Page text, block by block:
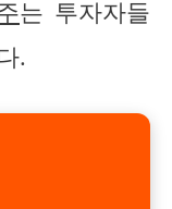
는 투자자들
.